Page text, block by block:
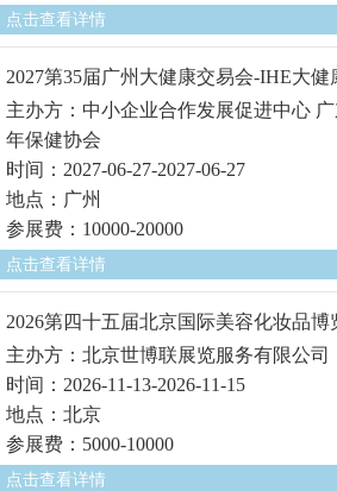
点击查看详情
2027第35届广州大健康交易会-IHE大健
主办方：中小企业合作发展促进中心
年保健协会
时间：2027-06-27-2027-06-27
地点：广州
参展费：10000-20000
点击查看详情
2026第四十五届北京国际美容化妆品博
主办方：北京世博联展览服务有限公司
时间：2026-11-13-2026-11-15
地点：北京
参展费：5000-10000
点击查看详情